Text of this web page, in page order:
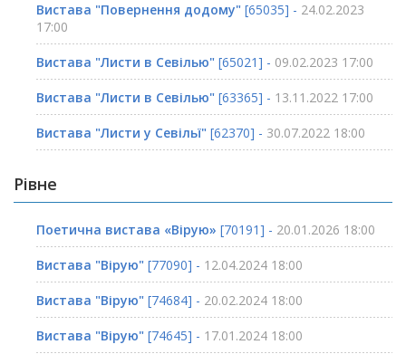
Вистава "Повернення додому" [65035] - 24.02.2023
17:00
Вистава "Листи в Севілью" [65021] - 09.02.2023 17:00
Вистава "Листи в Севілью" [63365] - 13.11.2022 17:00
Вистава "Листи у Севільї" [62370] - 30.07.2022 18:00
Рівне
Поетична вистава «Вірую» [70191] - 20.01.2026 18:00
Вистава "Вірую" [77090] - 12.04.2024 18:00
Вистава "Вірую" [74684] - 20.02.2024 18:00
Вистава "Вірую" [74645] - 17.01.2024 18:00